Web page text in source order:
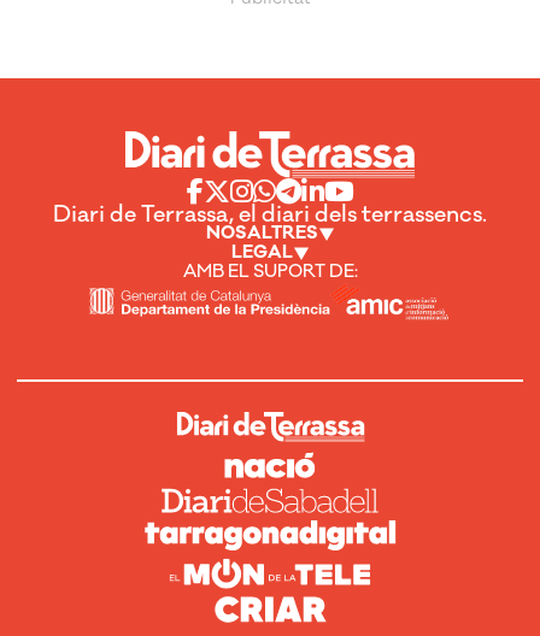
Diari de Terrassa, el diari dels terrassencs.
NOSALTRES
LEGAL
AMB EL SUPORT DE: